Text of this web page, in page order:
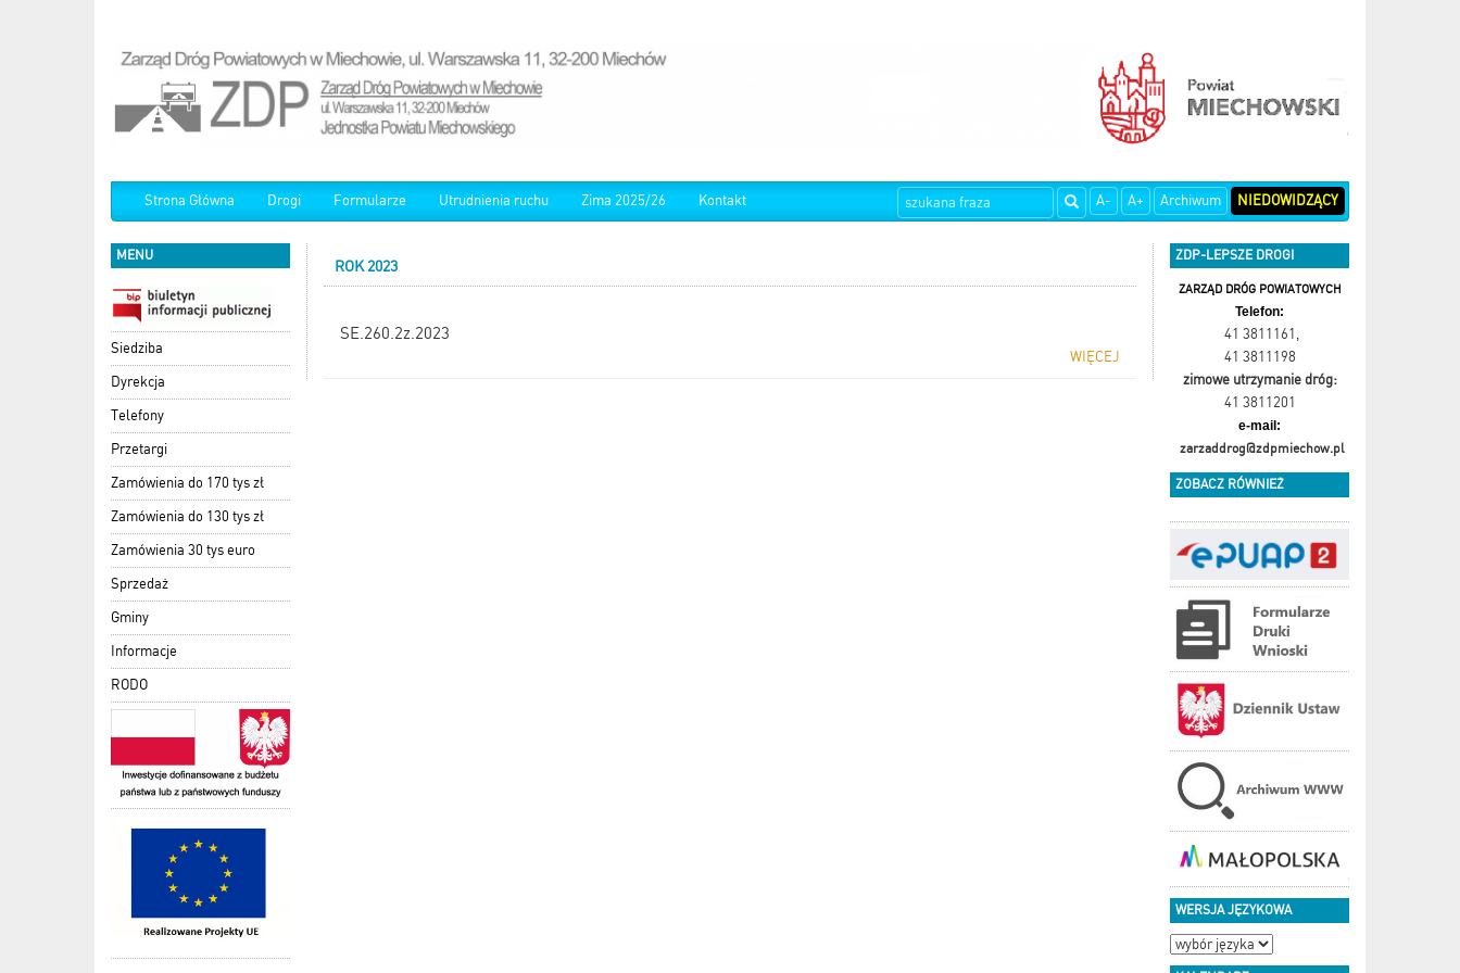
Strona Główna Drogi Formularze Utrudnienia ruchu Zima 2025/26 Kontakt A- A+ Archiwum NIEDOWIDZĄCY
MENU
Siedziba
Dyrekcja
Telefony
Przetargi
Zamówienia do 170 tys zł
Zamówienia do 130 tys zł
Zamówienia 30 tys euro
Sprzedaż
Gminy
Informacje
RODO
ROK 2023
SE.260.2z.2023
WIĘCEJ
ZDP-LEPSZE DROGI
ZARZĄD DRÓG POWIATOWYCH
Telefon:
41 3811161
41 3811198
zimowe utrzymanie dróg:
41 3811201
e-mail:
zarzaddrog@zdpmiechow.pl
ZOBACZ RÓWNIEŻ
WERSJA JĘZYKOWA